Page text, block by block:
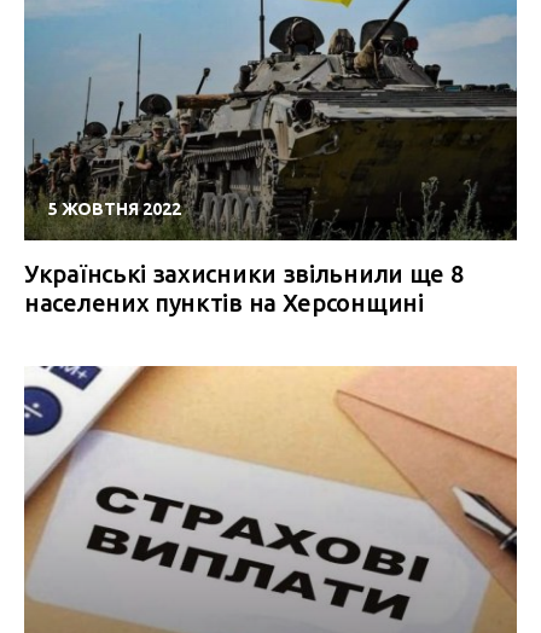
5 ЖОВТНЯ 2022
Українські захисники звільнили ще 8
населених пунктів на Херсонщині